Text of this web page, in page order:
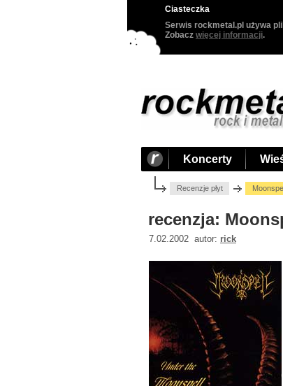
Ciasteczka
Serwis rockmetal.pl używa
Zobacz więcej informacji.
Koncerty
Recenzje płyt
recenzja:
7.02.2002 autor: rick